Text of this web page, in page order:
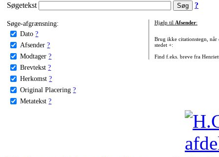
Søgetekst ?
Søge-afgrænsning:
Dato ?
Afsender ?
Modtager ?
Brevtekst ?
Herkomst ?
Original Placering ?
Metatekst ?
Hjælp til Afsender:
Brug ikke citationstegn, når
stedet +:
Find f.eks. breve fra